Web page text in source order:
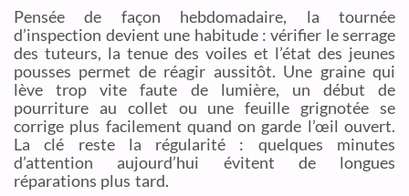
Pensée de façon hebdomadaire, la tournée
d’inspection devient une habitude : vérifier le serrage
des tuteurs, la tenue des voiles et l’état des jeunes
pousses permet de réagir aussitôt. Une graine qui
lève trop vite faute de lumière, un début de
pourriture au collet ou une feuille grignotée se
corrige plus facilement quand on garde l’œil ouvert.
La clé reste la régularité : quelques minutes
d’attention aujourd’hui évitent de longues
réparations plus tard.